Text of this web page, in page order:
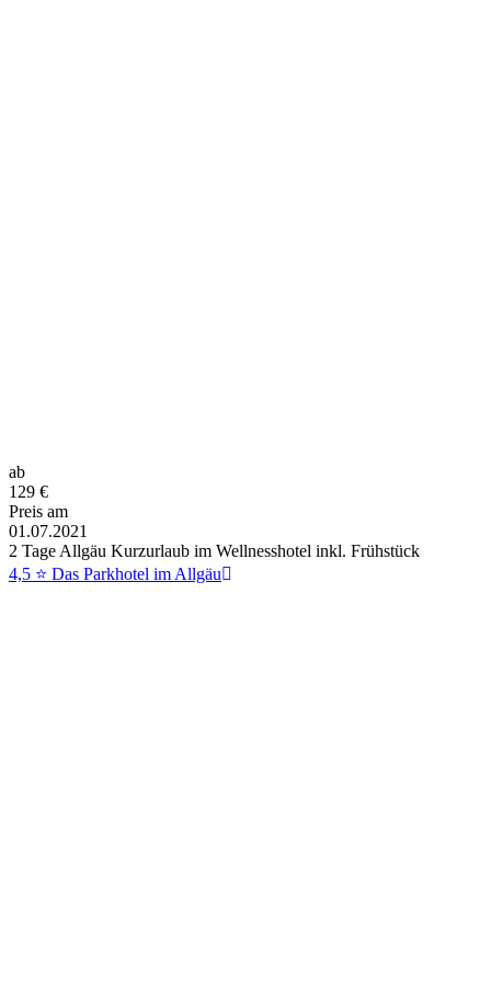
ab
129 €
Preis am
01.07.2021
2 Tage Allgäu Kurzurlaub im Wellnesshotel inkl. Frühstück
4,5 ⭐ Das Parkhotel im Allgäu